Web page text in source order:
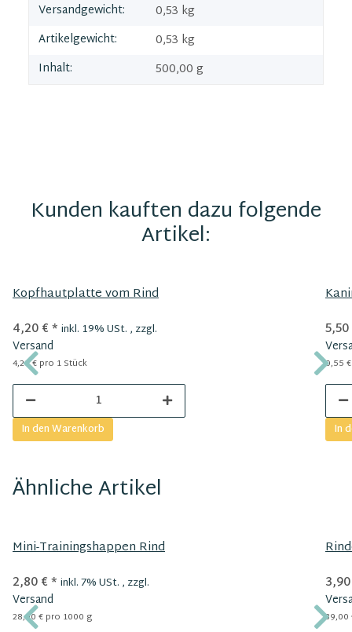
Versandgewicht:
0,53 kg
Artikelgewicht:
0,53 kg
Inhalt:
500,00 g
Kunden kauften dazu folgende
Artikel:
Kopfhautplatte vom Rind
4,20 €* inkl. 19% USt. , zzgl.
Versand
4,20 € pro 1 Stück
In den Warenkorb
0,55
In
Ähnliche Artikel
Mini-Trainingshappen Rind
2,80 €* inkl. 7% USt. , zzgl.
Versand
28,00 € pro 1000 g